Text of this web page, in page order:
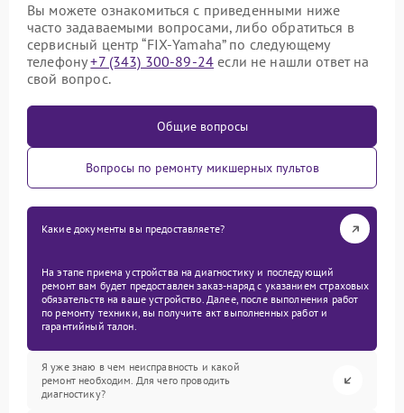
Вы можете ознакомиться с приведенными ниже
часто задаваемыми вопросами, либо обратиться в
сервисный центр “FIX-Yamaha” по следующему
телефону+7 (343) 300-89-24 если не нашли ответ на
свой вопрос.
Общие вопросы
Вопросы по ремонту микшерных пультов
Какие документы вы предоставляете?
На этапе приема устройства на диагностику и последующий
ремонт вам будет предоставлен заказ-наряд с указанием страховых
обязательств на ваше устройство. Далее, после выполнения работ
по ремонту техники, вы получите акт выполненных работ и
гарантийный талон.
Я уже знаю в чем неисправность и какой
ремонт необходим. Для чего проводить
диагностику?